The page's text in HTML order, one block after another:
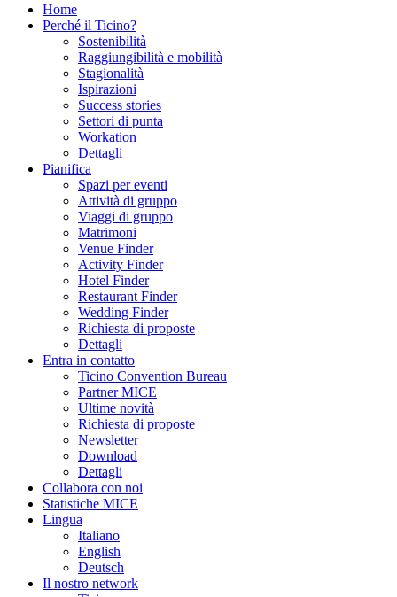
Home
Perché il Ticino?
Sostenibilità
Raggiungibilità e mobilità
Stagionalità
Ispirazioni
Success stories
Settori di punta
Workation
Dettagli
Pianifica
Spazi per eventi
Attività di gruppo
Viaggi di gruppo
Matrimoni
Venue Finder
Activity Finder
Hotel Finder
Restaurant Finder
Wedding Finder
Richiesta di proposte
Dettagli
Entra in contatto
Ticino Convention Bureau
Partner MICE
Ultime novità
Richiesta di proposte
Newsletter
Download
Dettagli
Collabora con noi
Statistiche MICE
Lingua
Italiano
English
Deutsch
Il nostro network